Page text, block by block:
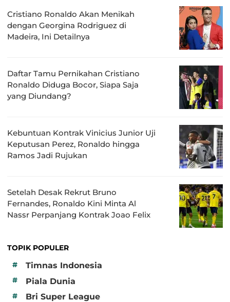
Cristiano Ronaldo Akan Menikah
dengan Georgina Rodriguez di
Madeira, Ini Detailnya
Daftar Tamu Pernikahan Cristiano
Ronaldo Diduga Bocor, Siapa Saja
yang Diundang?
Kebuntuan Kontrak Vinicius Junior Uji
Keputusan Perez, Ronaldo hingga
Ramos Jadi Rujukan
Setelah Desak Rekrut Bruno
Fernandes, Ronaldo Kini Minta Al
Nassr Perpanjang Kontrak Joao Felix
TOPIK POPULER
#
Timnas Indonesia
# Piala Dunia
# Bri Super League